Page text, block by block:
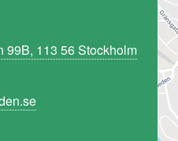
99B, 113 56 Stockholm